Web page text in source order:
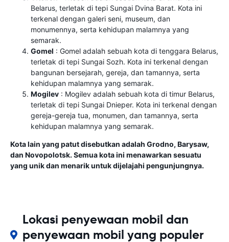
Belarus, terletak di tepi Sungai Dvina Barat. Kota ini
terkenal dengan galeri seni, museum, dan
monumennya, serta kehidupan malamnya yang
semarak.
Gomel : Gomel adalah sebuah kota di tenggara Belarus,
terletak di tepi Sungai Sozh. Kota ini terkenal dengan
bangunan bersejarah, gereja, dan tamannya, serta
kehidupan malamnya yang semarak.
Mogilev : Mogilev adalah sebuah kota di timur Belarus,
terletak di tepi Sungai Dnieper. Kota ini terkenal dengan
gereja-gereja tua, monumen, dan tamannya, serta
kehidupan malamnya yang semarak.
Kota lain yang patut disebutkan adalah Grodno, Barysaw,
dan Novopolotsk. Semua kota ini menawarkan sesuatu
yang unik dan menarik untuk dijelajahi pengunjungnya.
Lokasi penyewaan mobil dan
penyewaan mobil yang populer